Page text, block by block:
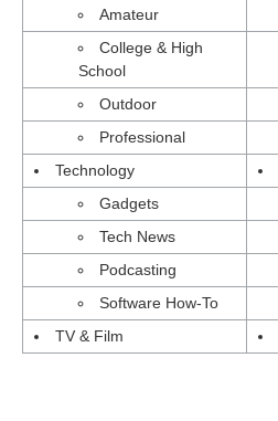
Amateur
College & High
School
Outdoor
Professional
Technology
Gadgets
Tech News
Podcasting
Software How-To
TV & Film